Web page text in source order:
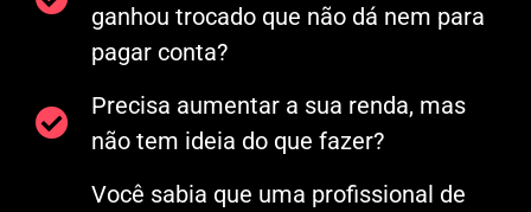
ganhou trocado que não dá nem para
pagar conta?
Precisa aumentar a sua renda, mas
não tem ideia do que fazer?
Você sabia que uma profissional de